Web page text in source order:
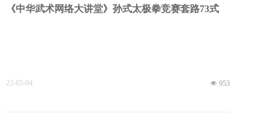
《中华武术网络大讲堂》孙式太极拳竞赛套路73式
넶 953
22-05-04